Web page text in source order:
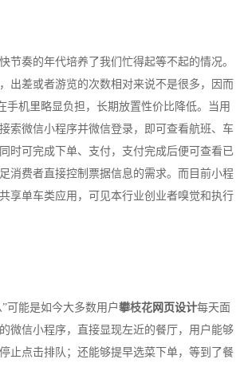
奏的年代培养了我们忙得起等不起的情况。
出差或者游览的次数相对来说不是很多，因而
手机里略显负担，长期放置性价比降低。当用
索微信小程序并微信登录，即可查看航班、车
时可完成下单、支付，支付完成后便可查看已
消费者直接控制票据信息的需求。而目前小程
享单车类应用，可见本行业创业者嗅觉和执行
能是如今大多数用户攀枝花 网页设计每天面
微信小程序，直接显现左近的餐厅，用户能够
止点击排队；还能够提早选菜下单，等到了餐